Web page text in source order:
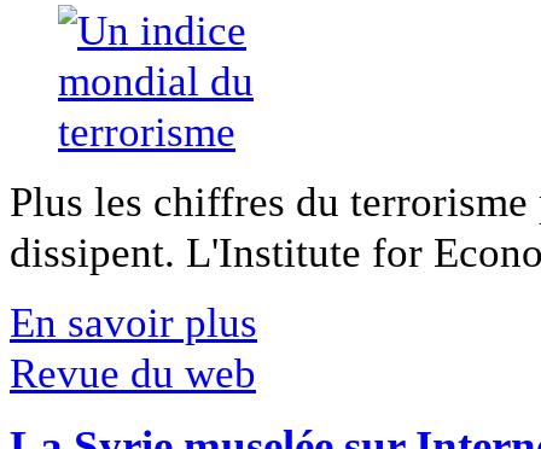
Plus les chiffres du
dissipent. L'Institute for
En savoir plus
Revue du web